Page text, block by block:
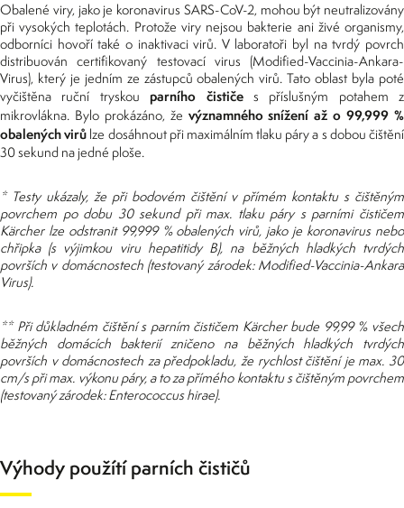
Obalené viry, jako je koronavirus SARS-CoV-2, mohou být neutralizovány
při vysokých teplotách. Protože viry nejsou bakterie ani živé organismy,
odborníci hovoří také o inaktivaci virů. V laboratoři byl na tvrdý povrch
distribuován certifikovaný testovací virus (Modified-Vaccinia-Ankara-
Virus), který je jedním ze zástupců obalených virů. Tato oblast byla poté
vyčištěna ruční tryskouparního čističes příslušným potahem z
mikrovlákna. Bylo prokázáno, že významného snížení až o 99,999 %
obalených virů lze dosáhnout při maximálním tlaku páry a s dobou čištění
30 sekund na jedné ploše.
* Testy ukázaly, že při bodovém čištění v přímém kontaktu s čištěným
povrchem po dobu 30 sekund při max. tlaku páry s parními čističem
Kärcher lze odstranit 99,999 % obalených virů, jako je koronavirus nebo
chřipka (s výjimkou viru hepatitidy B), na běžných hladkých tvrdých
površích v domácnostech (testovaný zárodek: Modified-Vaccinia-Ankara
Virus).
** Při důkladném čištění s parním čističem Kärcher bude 99,99 % všech
běžných domácích bakterií zničeno na běžných hladkých tvrdých
površích v domácnostech za předpokladu, že rychlost čištění je max. 30
cm/s při max. výkonu páry, a to za přímého kontaktu s čištěným povrchem
(testovaný zárodek: Enterococcus hirae).
Výhody použítí parních čističů